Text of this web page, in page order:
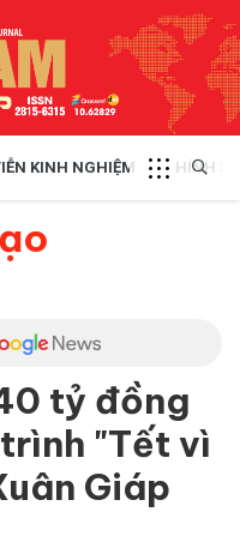
KINH NGHIỆM CHÍNH
tỷ đồng
"Tết vì
Giáp